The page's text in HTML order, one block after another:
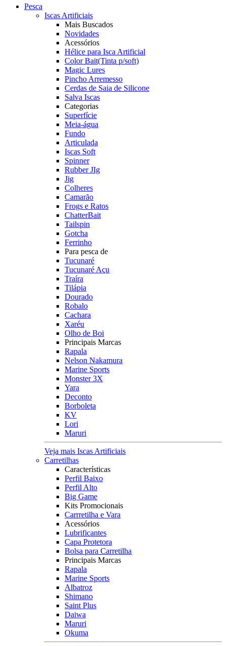
Pesca
Iscas Artificiais
Mais Buscados
Novidades
Acessórios
Hélice para Isca Artificial
Color Bait(Tinta p/soft)
Magic Lures
Pincho Arremesso
Cerdas de Saia de Silicone
Salva Iscas
Categorias
Superfície
Meia-água
Fundo
Articulada
Iscas Soft
Spinner
Rubber JIg
Jig
Colheres
Camarão
Frogs e Ratos
ChatterBait
Tailspin
Gotcha
Ferrinho
Para pesca de
Tucunaré
Tucunaré Açu
Traíra
Tilápia
Dourado
Robalo
Cachara
Xaréu
Olho de Boi
Principais Marcas
Rapala
Nelson Nakamura
Marine Sports
Monster 3X
Yara
Deconto
Borboleta
KV
Lori
Maruri
Veja mais Iscas Artificiais
Carretilhas
Características
Perfil Baixo
Perfil Alto
Big Game
Kits Promocionais
Carrretilha e Vara
Acessórios
Lubrificantes
Capa Protetora
Bolsa para Carretilha
Principais Marcas
Rapala
Marine Sports
Albatroz
Shimano
Saint Plus
Daiwa
Maruri
Okuma